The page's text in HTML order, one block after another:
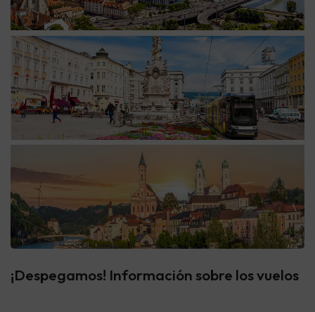
¡Despegamos! Información sobre los vuelos